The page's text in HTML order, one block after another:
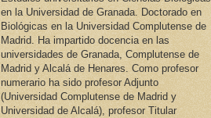
en la Universidad de Granada. Doctorado en
Biológicas en la Universidad Complutense de
Madrid. Ha impartido docencia en las
universidades de Granada, Complutense de
Madrid y Alcalá de Henares. Como profesor
numerario ha sido profesor Adjunto
(Universidad Complutense de Madrid y
Universidad de Alcalá), profesor Titular